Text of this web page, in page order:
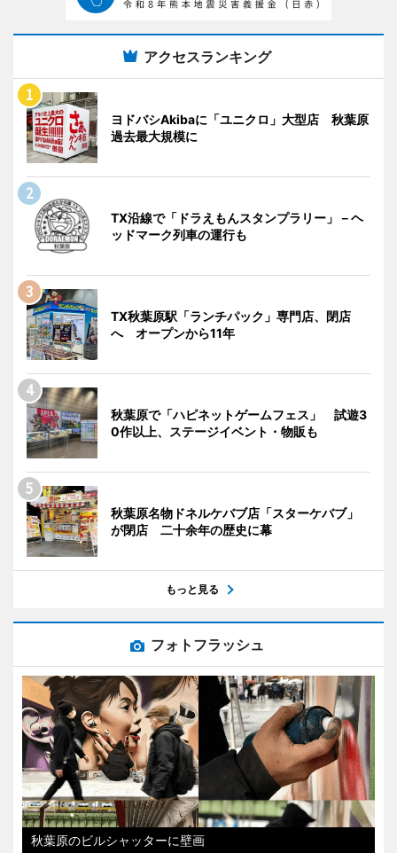
アクセスランキング
ヨドバシAkibaに「ユニクロ」大型店 秋葉原
過去最大規模に
TX沿線で「ドラえもんスタンプラリー」－ヘ
ッドマーク列車の運行も
TX秋葉原駅「ランチパック」専門店、閉店
へ オープンから11年
秋葉原で「ハピネットゲームフェス」 試遊3
0作以上、ステージイベント・物販も
秋葉原名物ドネルケバブ店「スターケバブ」
が閉店 二十余年の歴史に幕
もっと見る
フォトフラッシュ
秋葉原のビルシャッターに壁画